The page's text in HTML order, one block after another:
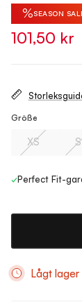
%SEASON
101,50 kr
Größe
XS S
✓Perfect Fit-
Lågt lager